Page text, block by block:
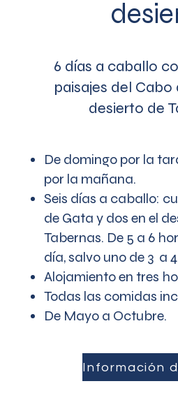
6 días a caballo
paisajes del
desierto de
De domingo por la
por la mañana.
Seis días a caballo:
de Gata y dos en el
Tabernas. De 5 a 6
día, salvo uno de 3 a
Alojamiento en tres
Todas las comidas
De Mayo a Octubre.